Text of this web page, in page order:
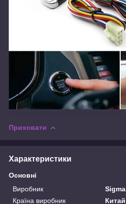
Приховати
Характеристики
Основні
Виробник
Sigma
Країна виробник
Китай